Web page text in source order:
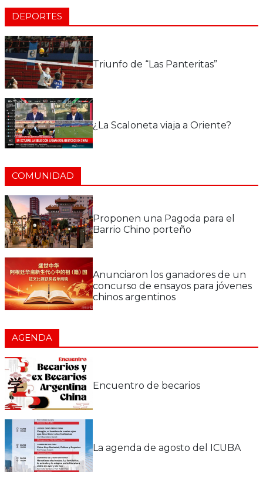
DEPORTES
Triunfo de “Las Panteritas”
¿La Scaloneta viaja a Oriente?
COMUNIDAD
Proponen una Pagoda para el
Barrio Chino porteño
Anunciaron los ganadores de un
concurso de ensayos para jóvenes
chinos argentinos
AGENDA
Encuentro de becarios
La agenda de agosto del ICUBA